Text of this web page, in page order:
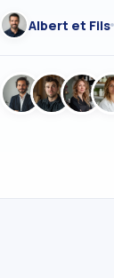
Albert et Fils